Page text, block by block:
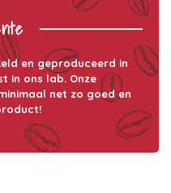
en geproduceerd in
in ons lab. Onze
net zo goed en